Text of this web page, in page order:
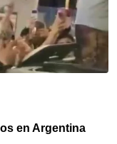
en Argentina